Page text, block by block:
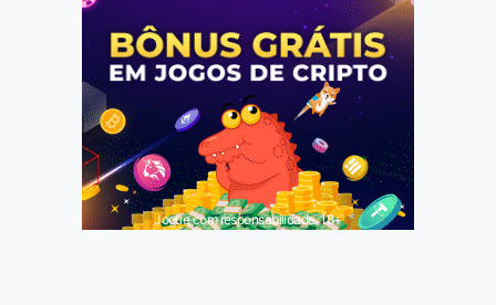
Jogue com responsabilidade. 18+